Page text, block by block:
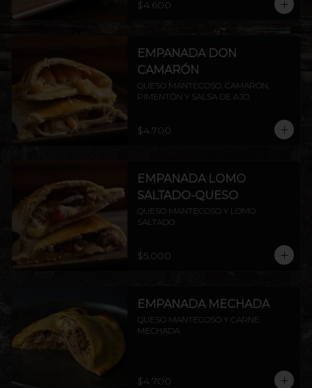
$4.600
EMPANADA DON
CAMARÓN
QUESO MANTECOSO, CAMARÓN,
PIMENTÓN Y SALSA DE AJO.
$4.700
EMPANADA LOMO
SALTADO-QUESO
QUESO MANTECOSO Y LOMO
SALTADO
$5.000
EMPANADA MECHADA
QUESO MANTECOSO Y CARNE
MECHADA.
$4.700